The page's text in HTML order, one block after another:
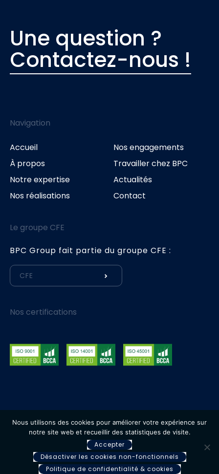
Une question ?
Contactez-nous !
Navigation
Accueil
À propos
Notre expertise
Nos réalisations
Nos engagements
Travailler chez BPC
Actualités
Contact
Le groupe CFE
BPC Group fait partie du groupe CFE :
CFE
Nos certifications
© 2026 BPC Group - Tous droits réservés
d’utilisation
Mentions légales et politique
de confidentialité
Une réalisation de
Nous utilisons des cookies pour améliorer votre expérience sur
notre site web et recueillir des statistiques de visite.
Accepter
Désactiver les cookies non-fonctionnels
Politique de confidentialité & cookies